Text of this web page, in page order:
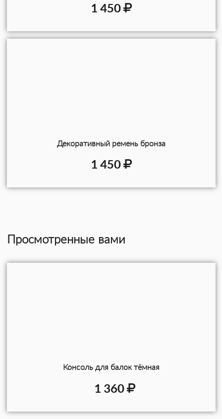
1 450
Декоративный ремень бронза
1 450
Просмотренные вами
Консоль для балок тёмная
1 360